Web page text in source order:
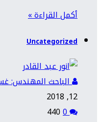
أكمل القراءة »
Uncategorized
الباحث المهندس:
12, 2018
0